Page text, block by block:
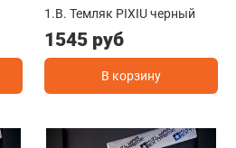
1.B. Темляк PIXIU черный
1545 руб
В корзину